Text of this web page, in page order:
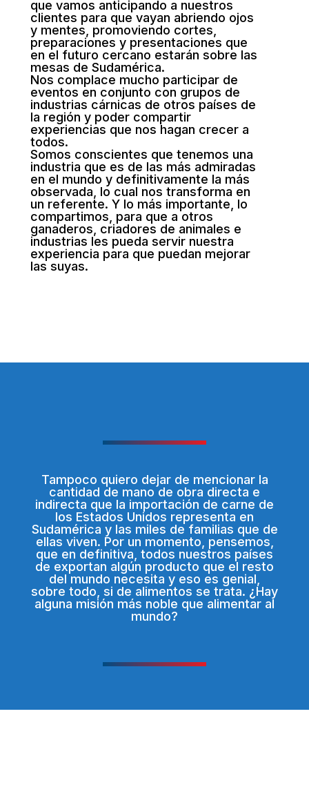
que vamos anticipando a nuestros
clientes para que vayan abriendo ojos
y mentes, promoviendo cortes,
preparaciones y presentaciones que
en el futuro cercano estarán sobre las
mesas de Sudamérica.
Nos complace mucho participar de
eventos en conjunto con grupos de
industrias cárnicas de otros países de
la región y poder compartir
experiencias que nos hagan crecer a
todos.
Somos conscientes que tenemos una
industria que es de las más admiradas
en el mundo y definitivamente la más
observada, lo cual nos transforma en
un referente. Y lo más importante, lo
compartimos, para que a otros
ganaderos, criadores de animales e
industrias les pueda servir nuestra
experiencia para que puedan mejorar
las suyas.
Tampoco quiero dejar de mencionar la
cantidad de mano de obra directa e
indirecta que la importación de carne de
los Estados Unidos representa en
Sudamérica y las miles de familias que de
ellas viven. Por un momento, pensemos,
que en definitiva, todos nuestros países
de exportan algún producto que el resto
del mundo necesita y eso es genial,
sobre todo, si de alimentos se trata. ¿Hay
alguna misión más noble que alimentar al
mundo?